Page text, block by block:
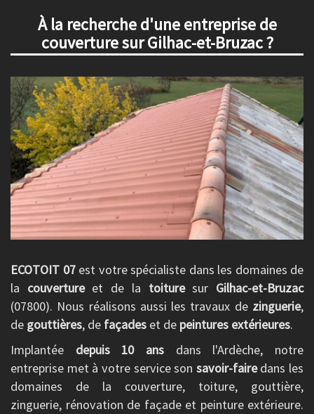
À la recherche d'une entreprise de
couverture sur Gilhac-et-Bruzac ?
ECOTOIT 07est votre spécialiste dans les domaines de
la couvertureet de la toituresur Gilhac-et-Bruzac
(07800). Nous réalisons aussi les travaux de zinguerie,
de gouttières, de façades et de peintures extérieures.
Implantée depuis 10 ans dans l'Ardèche, notre
entreprise met à votre service son savoir-fairedans les
domaines de la couverture, toiture, gouttière,
zinguerie, rénovation de façade et peinture extérieure.